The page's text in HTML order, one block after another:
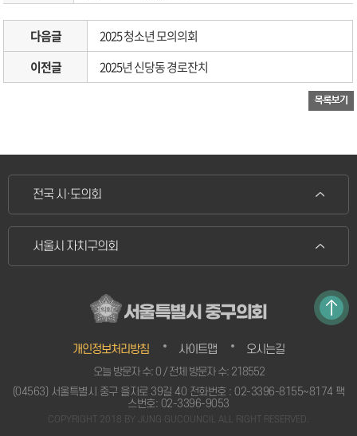
다음글
2025 청소년 모의의회
이전글
2025년 신당동 경로잔치
전국 시·도의회
서울시 자치구의회
서울특별시 중구의회
개인정보처리방침 사이트맵 오시는길
오늘 방문자 수: 0 / 전체 방문자 수: 218552
(04563) 서울특별시 중구 을지로 39길 40 전화번호 : 02-3396-8155~8174 팩
스번호: 02-3396-9053
COPYRIGHT 2018 BY JUNG GUCOUNCIL ALL RIGHT RESERVED.